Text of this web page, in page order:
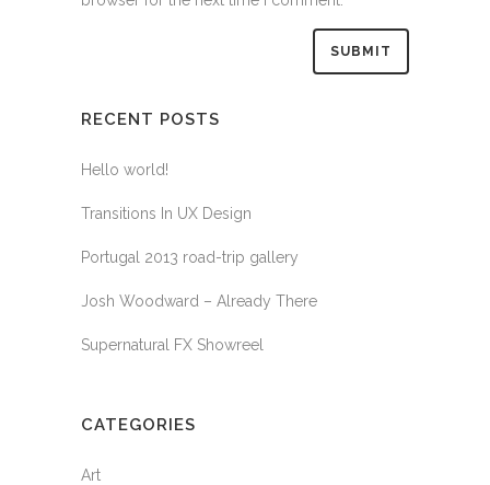
RECENT POSTS
Hello world!
Transitions In UX Design
Portugal 2013 road-trip gallery
Josh Woodward – Already There
Supernatural FX Showreel
CATEGORIES
Art